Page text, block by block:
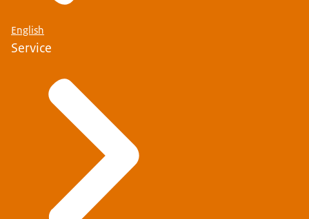
English
Service